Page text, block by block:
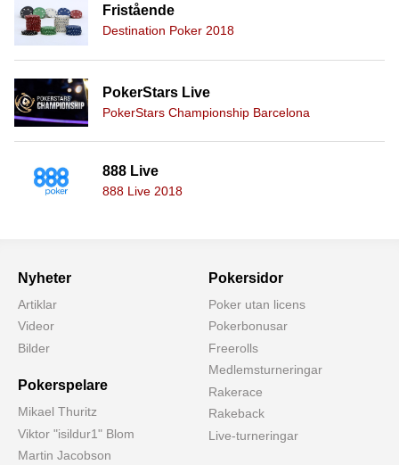
Fristående
Destination Poker 2018
PokerStars Live
PokerStars Championship Barcelona
888 Live
888 Live 2018
Nyheter
Artiklar
Videor
Bilder
Pokerspelare
Mikael Thuritz
Viktor "isildur1" Blom
Martin Jacobson
Pokersidor
Poker utan licens
Pokerbonusar
Freerolls
Medlemsturneringar
Rakerace
Rakeback
Live-turneringar